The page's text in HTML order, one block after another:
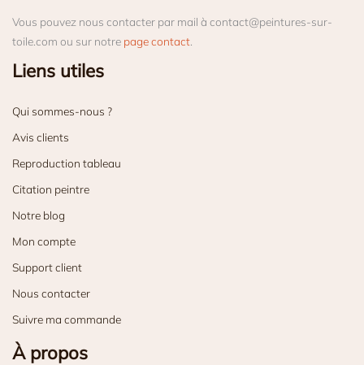
Vous pouvez nous contacter par mail à contact@peintures-sur-
toile.com ou sur notre page contact
Liens utiles
Qui sommes-nous ?
Avis clients
Reproduction tableau
Citation peintre
Notre blog
Mon compte
Support client
Nous contacter
Suivre ma commande
À propos